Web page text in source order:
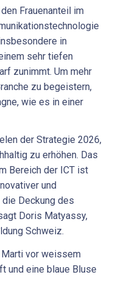
Frauenanteil im
in
sehr tiefen
zunimmt. Um mehr
zu begeistern,
wie es in einer
der Strategie 2026,
zu erhöhen. Das
Bereich der ICT ist
und
Deckung des
Doris Matyassy,
Schweiz.